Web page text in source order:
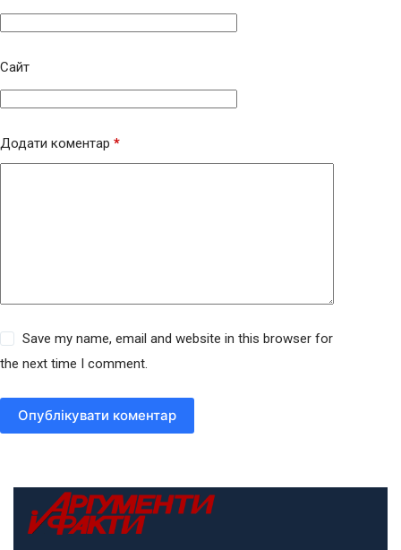
Сайт
Додати коментар *
Save my name, email and website in this browser for
the next time I comment.
Опублікувати коментар